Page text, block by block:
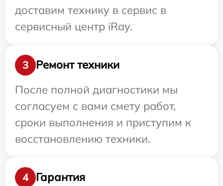
доставим технику в сервис в
сервисный центр iRay.
3
Ремонт техники
После полной диагностики мы
согласуем с вами смету работ,
сроки выполнения и приступим к
восстановлению техники.
4
Гарантия